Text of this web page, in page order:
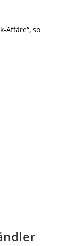
Affäre“, so